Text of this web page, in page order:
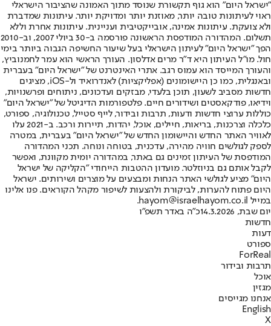
"ישראל היום" הוא גוף תקשורת שנוסד מתוך האמונה שהציבור הישראלי
ראוי לעיתונות טובה יותר, מאוזנת יותר ומדויקת יותר. עיתונות שמדברת
ולא צועקת. עיתונות אמינה, אובייקטיבית ועניינית. עיתונות אחרת וללא
תשלום. המהדורה המודפסת הראשונה פורסמה ב-30 ביולי 2007, וב-2010
הפך "ישראל היום" לעיתון הישראלי בעל שיעור החשיפה הגבוה ביותר בימי
חול. מו"ל העיתון היא ד"ר מרים אדלסון. העורך הראשי הוא עמר לחמנוביץ,
והעורך המייסד הוא עמוס רגב. אתרי האינטרנט של "ישראל היום" בעברית
ובאנגלית, כמו כן היישומונים (אפליקציות) לאנדרואיד ול-iOS, מציגים
חדשות מסביב לשעון, תוכן בלעדי, מבזקים ועדכונים, ניתוחים ופרשנויות,
וידיאו, פודקאסטים ושידורים חיים. פלטפורמות הדיגיטל של "ישראל היום"
כוללות ערוצי חדשות ודעות, תרבות ובידור, לייף סטייל, טכנולוגיה, ספורט,
כלכלה וצרכנות, בריאות, חיילים, אוכל, יהדות, תיירות ורכב. ב-2021 עלו
לאוויר האתר החדש והיישומון החדש של "ישראל היום" בעברית, במטרה
לספק לגולשים חוויה מהירה, עדכנית, בטוחה ונוחה. תכני המהדורה
המודפסת של העיתון זמינים גם באתר, במהדורה יומית מקוונת, ואפשר
לקבל אותם גם בניוזלטר. מועדון ההטבות הייחודי "הקליקה של ישראל
היום" מציע לגולשי האתר הנחות ומבצעים על מוצרים ושירותים. ישראל
היום פתוח להערות, לביקורת ולהצעות לשיפור מקהל הקוראים. פנו אלינו
במייל hayom@israelhayom.co.il.
יום שבת, 14.3.2026
כ"ה באדר תשפ"ו
חדשות
דעות
ספורט
ForReal
תרבות ובידור
אוכל
מגזין
אנחנו מגייסים
English
X